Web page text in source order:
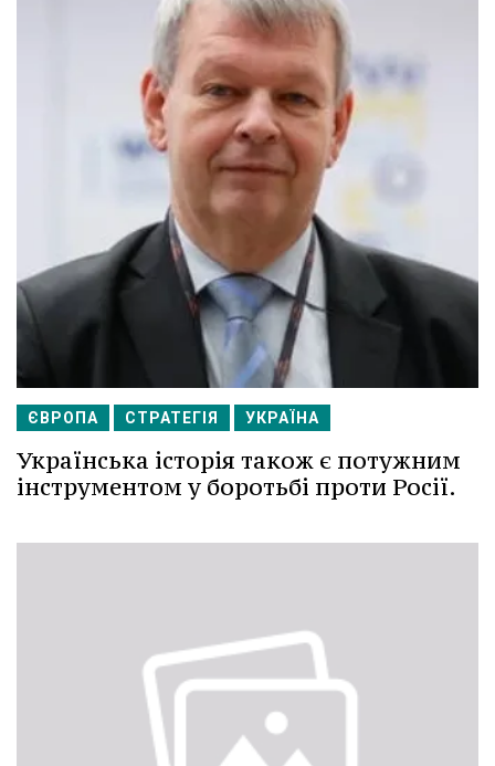
ЄВРОПА СТРАТЕГІЯ УКРАЇНА
Українська історія також є потужним
інструментом у боротьбі проти Росії.